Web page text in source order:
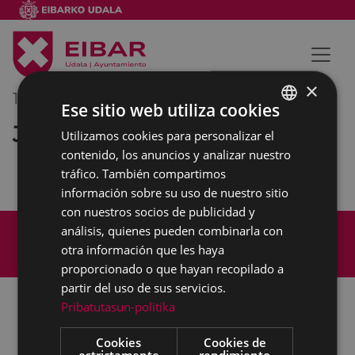
14/01/2022
Junta de Gobierno
Aviso legal
Política de cookies
Accesibilidad
BASQUE
SPANISH
×
Ese sitio web utiliza cookies
Utilizamos cookies para personalizar el
contenido, los anuncios y analizar nuestro
tráfico. También compartimos
información sobre su uso de nuestro sitio
con nuestros socios de publicidad y
análisis, quienes pueden combinarla con
otra información que les haya
proporcionado o que hayan recopilado a
partir del uso de sus servicios.
Pribatutasun-politika
Cookies
Cookies de